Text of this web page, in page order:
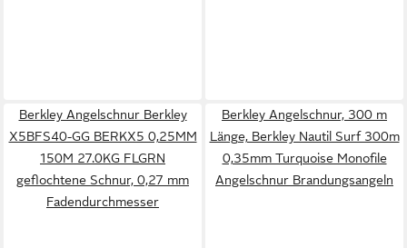
Berkley Angelschnur Berkley
X5BFS40-GG BERKX5 0,25MM
150M 27.0KG FLGRN
geflochtene Schnur, 0,27 mm
Fadendurchmesser
Berkley Angelschnur, 300 m
Länge, Berkley Nautil Surf 300m
0,35mm Turquoise Monofile
Angelschnur Brandungsangeln